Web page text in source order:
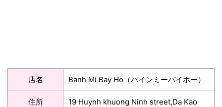
店名 Banh Mi Bay Ho（バインミーバイホー）
住所
19 Huynh khuong Ninh street,Da Kao